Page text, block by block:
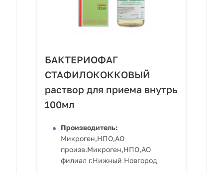
БАКТЕРИОФАГ
СТАФИЛОКОККОВЫЙ
раствор для приема внутрь
100мл
Производитель:
Микроген,НПО,АО
произв.Микроген,НПО,АО
филиал г.Нижный Новгород